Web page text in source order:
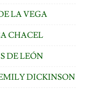
LA VEGA
CHACEL
DE LEÓN
DICKINSON